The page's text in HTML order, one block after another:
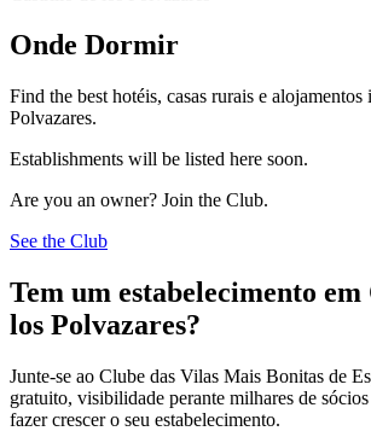
Onde Dormir
Find the best hotéis, casas rurais e
Polvazares.
Establishments will be listed here soon.
Are you an owner? Join the Club.
See the Club
Tem um estabelecimento
los Polvazares?
Junte-se ao Clube das Vilas Mais Bonitas de
gratuito, visibilidade perante milhares de sócios
fazer crescer o seu estabelecimento.